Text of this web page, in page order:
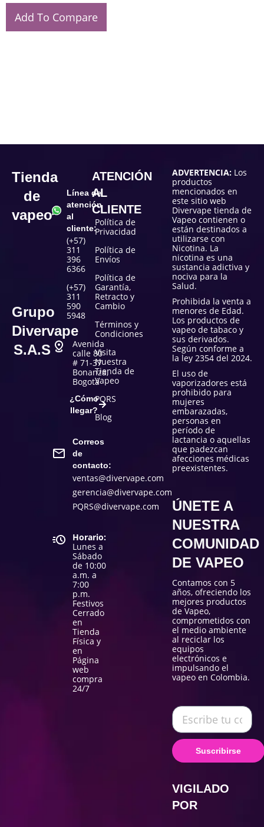
Add To Compare
Tienda
de
vapeo
Grupo
Divervape
S.A.S
Línea de
atención
al
cliente:
(+57)
311
396
6366
(+57)
311
590
5948
Avenida
calle 80
# 71-37
Bonanza,
Bogotá
¿Cómo
llegar?
Correos
de
contacto:
ventas@divervape.com
gerencia@divervape.com
PQRS@divervape.com
Horario:
Lunes a
Sábado
de 10:00
a.m. a
7:00
p.m.
Festivos
Cerrado
en
Tienda
Física y
en
Página
web
compra
24/7
ATENCIÓN
AL
CLIENTE
Política de
Privacidad
Política de
Envíos
Política de
Garantía,
Retracto y
Cambio
Términos y
Condiciones
Visita
Nuestra
Tienda de
Vapeo
PQRS
Blog
ADVERTENCIA: Los
productos
mencionados en
este sitio web
Divervape tienda de
Vapeo contienen o
están destinados a
utilizarse con
Nicotina. La
nicotina es una
sustancia adictiva y
nociva para la
Salud.
Prohibida la venta a
menores de Edad.
Los productos de
vapeo de tabaco y
sus derivados.
Según conforme a
la ley 2354 del 2024.
El uso de
vaporizadores está
prohibido para
mujeres
embarazadas,
personas en
período de
lactancia o aquellas
que padezcan
afecciones médicas
preexistentes.
ÚNETE A
NUESTRA
COMUNIDAD
DE VAPEO
Contamos con 5
años, ofreciendo los
mejores productos
de Vapeo,
comprometidos con
el medio ambiente
al reciclar los
equipos
electrónicos e
impulsando el
vapeo en Colombia.
Suscribirse
VIGILADO
POR